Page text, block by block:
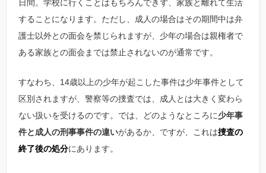
日間。学校に行くことはもちろんできず、家族と離れて生活
することになります。ただし、成人の場合はその期間中は弁
護士以外との面会を禁じられますが、少年の場合は親権者で
ある家族との面会までは禁止されないのが通常です。
すなわち、14歳以上の少年が起こした事件は少年事件として
区別されますが、警察等の捜査では、成人とは大きく変わら
ない扱いを受けるのです。では、どのようなところに少年事
件と成人の刑事事件の違いがあるか、ですが、これは捜査の
終了後の処分にあります。